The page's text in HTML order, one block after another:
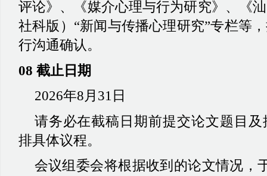
评论》、《媒介心理与行为研究》、《
社科版） “新闻与传播心理研究”专栏等
行沟通确认。
08 截止日期
2026年8月31日
请务必在截稿日期前提交论文题目
排具体议程。
会议组委会将根据收到的论文情况，